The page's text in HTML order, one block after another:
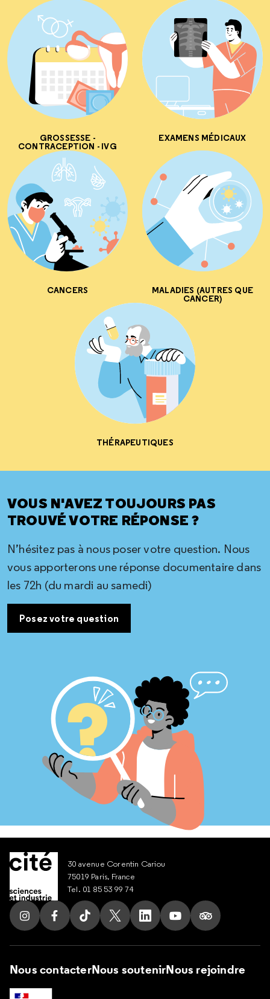
GROSSESSE -
CONTRACEPTION - IVG
EXAMENS MÉDICAUX
CANCERS MALADIES (AUTRES QUE
CANCER)
THÉRAPEUTIQUES
VOUS N'AVEZ TOUJOURS PAS
TROUVÉ VOTRE RÉPONSE ?
N’hésitez pas à nous poser votre question. Nous
vous apporterons une réponse documentaire dans
les 72h (du mardi au samedi)
Posez votre question
30 avenue Corentin Cariou
75019 Paris, France
Tel. 01 85 53 99 74
Suivez nous sur Instagram
Suivez nous sur Facebook
Suivez nous sur Tik Tok
Suivez nous sur X
Suivez nous sur LinkedIn
Suivez nous sur
Suivez nous
Nous contacterNous soutenirNous rejoindre